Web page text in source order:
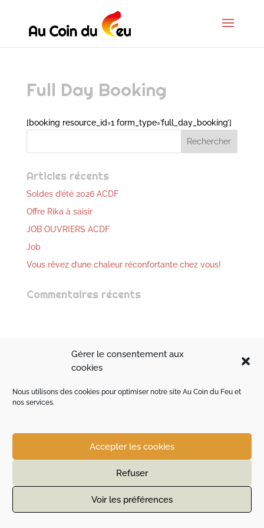
Gérer le consentement aux
cookies
Nous utilisons des cookies pour optimiser notre site Au Coin du Feu et
nos services.
Accepter les cookies
Refuser
Voir les préférences
Full Day Booking
[booking resource_id=1 form_type=’full_day_booking’]
Articles récents
Soldes d’été 2026 ACDF
Offre Rika à saisir
JOB OUVRIERS ACDF
Job
Vous rêvez d’une chaleur réconfortante chez vous!
Commentaires récents